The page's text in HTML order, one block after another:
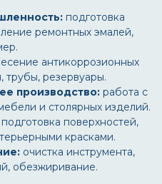
подготовка
ремонтных эмалей,
антикоррозионных
трубы, резервуары.
производство: работа с
и столярных изделий.
подготовка поверхностей,
красками.
очистка инструмента,
обезжиривание.